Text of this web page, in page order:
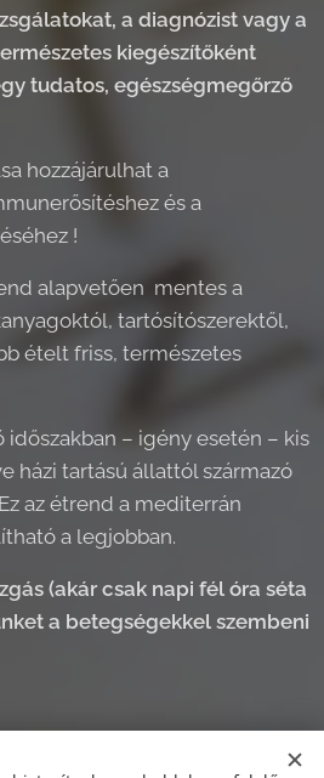
a diagnózist vagy a
kiegészítőként
tudatos, egészségmegőrző
hozzájárulhat a
és a
!
alapvetően mentes a
tartósítószerektől,
ételt friss, természetes
– igény esetén – kis
házi tartású állattól származó
az étrend a mediterrán
a legjobban.
(akár csak napi fél óra séta
a betegségekkel szembeni